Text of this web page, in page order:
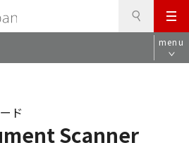
メ
ニ
ュ
menu
Scanner
ド